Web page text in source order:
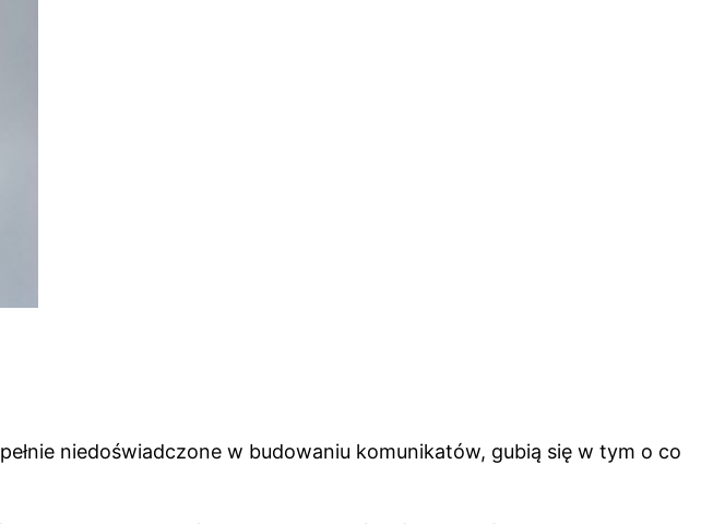
niedoświadczone w budowaniu komunikatów, gubią się w tym o co